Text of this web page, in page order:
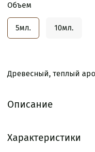
Объем
5мл. 10мл.
Древесный, теплый
Описание
Характеристики